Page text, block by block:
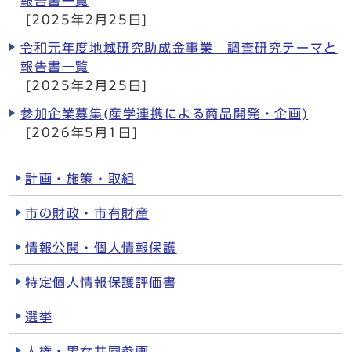
[2025年2月25日]
令和元年度地域研究助成金事業 調査研究テーマと
報告書一覧
[2025年2月25日]
参加企業募集(産学連携による商品開発・企画)
[2026年5月1日]
計画・施策・取組
市の財政・市有財産
情報公開・個人情報保護
特定個人情報保護評価書
選挙